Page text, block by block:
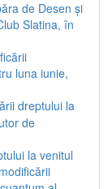
de Desen și
Slatina, în
luna iunie,
dreptului la
de
la venitul